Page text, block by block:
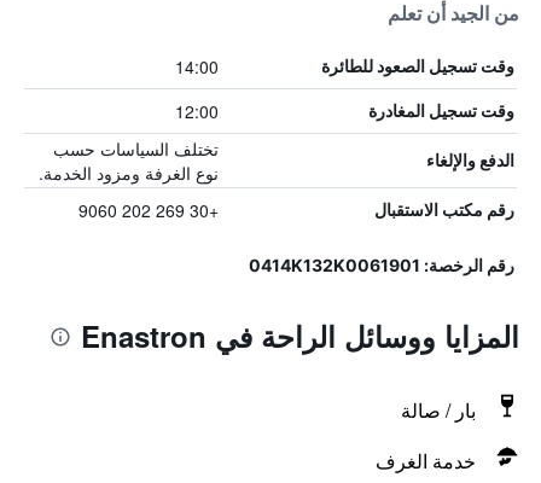
من الجيد أن تعلم
وقت تسجيل الصعود للطائرة 14:00
وقت تسجيل المغادرة 12:00
الدفع والإلغاء
تختلف السياسات حسب
نوع الغرفة ومزود الخدمة.
رقم مكتب الاستقبال +30 269 202 9060
رقم الرخصة: 0414Κ132Κ0061901
المزايا ووسائل الراحة في Enastron
بار / صالة
خدمة الغرف